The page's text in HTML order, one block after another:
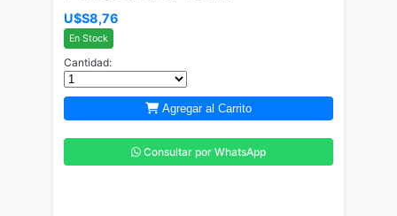
U$S8,76
En Stock
Cantidad:
Agregar al Carrito
Consultar por WhatsApp